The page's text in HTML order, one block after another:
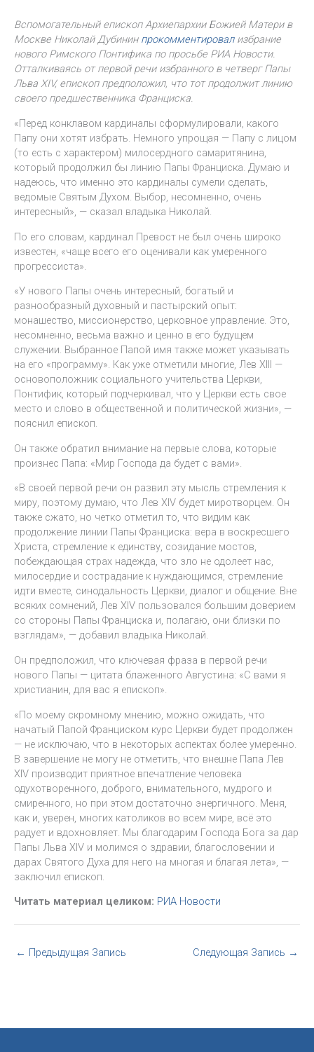
Вспомогательный епископ Архиепархии Божией Матери в
Москве Николай Дубинин прокомментировализбрание
нового Римского Понтифика по просьбе РИА Новости.
Отталкиваясь от первой речи избранного в четверг Папы
Льва XIV, епископ предположил, что тот продолжит линию
своего предшественника Франциска.
«Перед конклавом кардиналы сформулировали, какого
Папу они хотят избрать. Немного упрощая — Папу с лицом
(то есть с характером) милосердного самаритянина,
который продолжил бы линию Папы Франциска. Думаю и
надеюсь, что именно это кардиналы сумели сделать,
ведомые Святым Духом. Выбор, несомненно, очень
интересный», — сказал владыка Николай.
По его словам, кардинал Превост не был очень широко
известен, «чаще всего его оценивали как умеренного
прогрессиста».
«У нового Папы очень интересный, богатый и
разнообразный духовный и пастырский опыт:
монашество, миссионерство, церковное управление. Это,
несомненно, весьма важно и ценно в его будущем
служении. Выбранное Папой имя также может указывать
на его «программу». Как уже отметили многие, Лев XIII —
основоположник социального учительства Церкви,
Понтифик, который подчеркивал, что у Церкви есть свое
место и слово в общественной и политической жизни», —
пояснил епископ.
Он также обратил внимание на первые слова, которые
произнес Папа: «Мир Господа да будет с вами».
«В своей первой речи он развил эту мысль стремления к
миру, поэтому думаю, что Лев XIV будет миротворцем. Он
также сжато, но четко отметил то, что видим как
продолжение линии Папы Франциска: вера в воскресшего
Христа, стремление к единству, созидание мостов,
побеждающая страх надежда, что зло не одолеет нас,
милосердие и сострадание к нуждающимся, стремление
идти вместе, синодальность Церкви, диалог и общение. Вне
всяких сомнений, Лев XIV пользовался большим доверием
со стороны Папы Франциска и, полагаю, они близки по
взглядам», — добавил владыка Николай.
Он предположил, что ключевая фраза в первой речи
нового Папы — цитата блаженного Августина: «С вами я
христианин, для вас я епископ».
«По моему скромному мнению, можно ожидать, что
начатый Папой Франциском курс Церкви будет продолжен
— не исключаю, что в некоторых аспектах более умеренно.
В завершение не могу не отметить, что внешне Папа Лев
XIV производит приятное впечатление человека
одухотворенного, доброго, внимательного, мудрого и
смиренного, но при этом достаточно энергичного. Меня,
как и, уверен, многих католиков во всем мире, всё это
радует и вдохновляет. Мы благодарим Господа Бога за дар
Папы Льва XIV и молимся о здравии, благословении и
дарах Святого Духа для него на многая и благая лета», —
заключил епископ.
Читать материал целиком: РИА Новости
← Предыдущая Запись Следующая Запись →